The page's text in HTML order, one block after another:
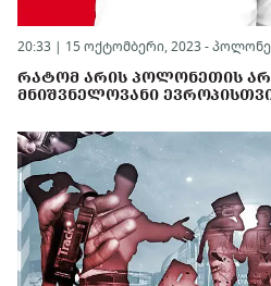
20:33 | 15 ოქტომბერი, 2023 -
ᲠᲐᲢᲝᲛ ᲐᲠᲘᲡ ᲞᲝᲚᲝᲜᲔᲗᲘᲡ
ᲛᲜᲘᲨᲕᲜᲔᲚᲝᲕᲐᲜᲘ